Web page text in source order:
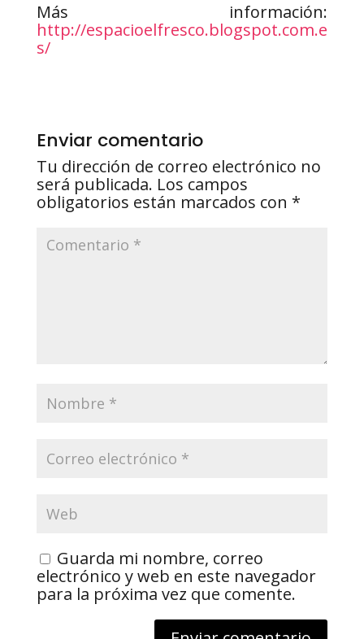
Más información:
http://espacioelfresco.blogspot.com.e
s/
Enviar comentario
Tu dirección de correo electrónico no
será publicada. Los campos
obligatorios están marcados con *
Guarda mi nombre, correo
electrónico y web en este navegador
para la próxima vez que comente.